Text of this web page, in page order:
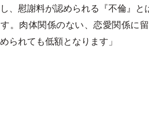
し、慰謝料が認められる『不倫』
。肉体関係のない、恋愛関係に
られても低額となります」